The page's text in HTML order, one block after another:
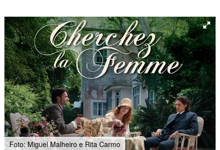
Foto: Miguel Malheiro e Rita Carmo